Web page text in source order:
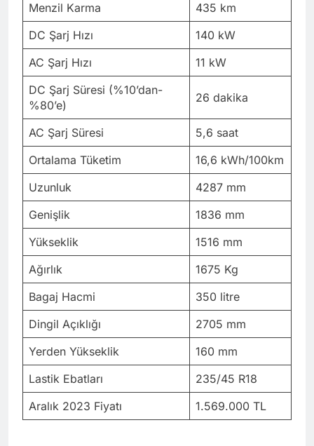
Menzil Karma
435 km
DC Şarj Hızı
140 kW
AC Şarj Hızı
11 kW
DC Şarj Süresi (%10’dan-
%80’e)
26 dakika
AC Şarj Süresi
5,6 saat
Ortalama Tüketim
16,6 kWh/100km
Uzunluk
4287 mm
Genişlik
1836 mm
Yükseklik
1516 mm
Ağırlık
1675 Kg
Bagaj Hacmi
350 litre
Dingil Açıklığı
2705 mm
Yerden Yükseklik
160 mm
Lastik Ebatları
235/45 R18
Aralık 2023 Fiyatı
1.569.000 TL